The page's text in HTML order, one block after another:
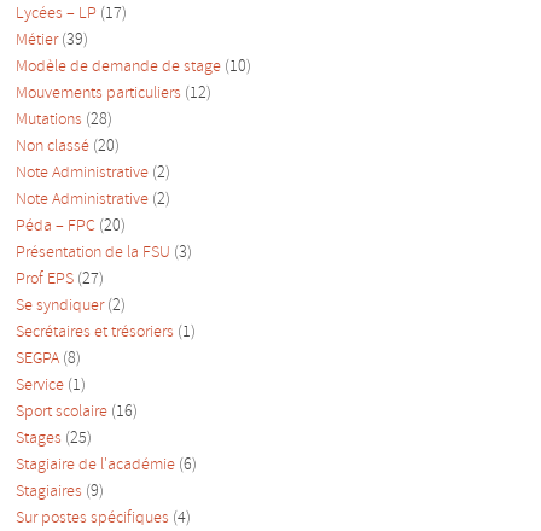
Lycées – LP (17)
Métier(39)
Modèle de demande de stage (10)
Mouvements particuliers (12)
Mutations (28)
Non classé (20)
Note Administrative (2)
Note Administrative (2)
Péda – FPC (20)
Présentation de la FSU (3)
Prof EPS (27)
Se syndiquer(2)
Secrétaires et trésoriers (1)
SEGPA (8)
Service (1)
Sport scolaire (16)
Stages (25)
Stagiaire de l'académie (6)
Stagiaires (9)
Sur postes spécifiques (4)